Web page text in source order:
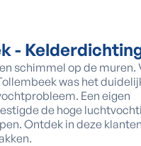
-
schimmel op de muren.
was het
Een eigen
de hoge
Ontdek in deze